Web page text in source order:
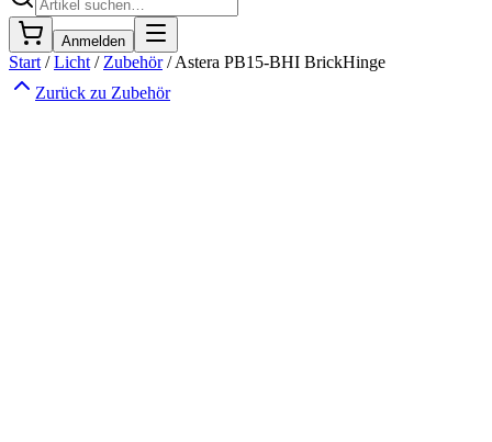
Anmelden
Start /Licht / Zubehör/Astera PB15-BHI BrickHinge
Zurück zu Zubehör